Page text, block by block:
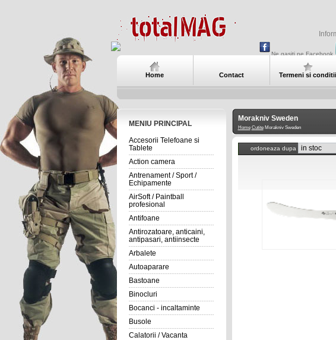
Ne gasiti pe Facebook
Home Contact Termeni si conditii
MENIU PRINCIPAL
Accesorii Telefoane si
Tablete
Action camera
Antrenament / Sport /
Echipamente
AirSoft / Paintball
profesional
Antifoane
Antirozatoare, anticaini,
antipasari, antiinsecte
Arbalete
Autoaparare
Bastoane
Binocluri
Bocanci - incaltaminte
Busole
Calatorii / Vacanta
Morakniv Sweden
Home CutiteMorakniv Sweden
ordoneaza dupa